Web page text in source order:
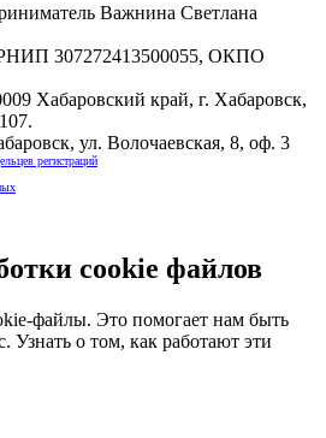
Важнина Светлана
307272413500055, ОКПО
Хабаровский край, г. Хабаровск,
ул. Волочаевская, 8, оф. 3
регистраций
cookie файлов
файлы. Это помогает нам быть
Узнать о том, как работают эти